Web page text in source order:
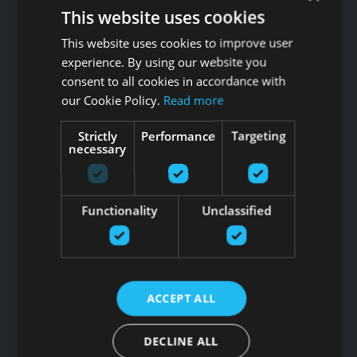
Звоните GFITNESS +371 67 99 40 44
info@gfitness.lv
SIA G Kolizejs
Юридический адрес: Бривибас гатве 439, Рига, LV-1024
Регистрационный номер 44103017158 НДС №
АО SEB banka LV92UNLA0004007467819 , SWIFT: UNLALV2X
НОВОСТИ GFITNESS В ВАШЕЙ ЭЛЕКТРОННОЙ
ПОЧТЕ
Подпишитесь на новости
This website uses cookies
This website uses cookies to improve user
experience. By using our website you
consent to all cookies in accordance with
our Cookie Policy. Read more
Strictly
necessary
Performance Targeting
Functionality Unclassified
ACCEPT ALL
DECLINE ALL